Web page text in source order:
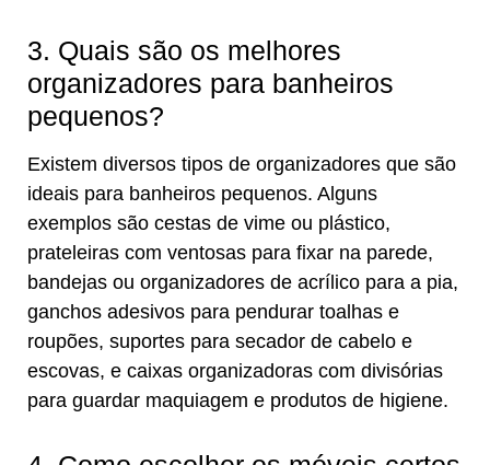
3. Quais são os melhores
organizadores para banheiros
pequenos?
Existem diversos tipos de organizadores que são
ideais para banheiros pequenos. Alguns
exemplos são cestas de vime ou plástico,
prateleiras com ventosas para fixar na parede,
bandejas ou organizadores de acrílico para a pia,
ganchos adesivos para pendurar toalhas e
roupões, suportes para secador de cabelo e
escovas, e caixas organizadoras com divisórias
para guardar maquiagem e produtos de higiene.